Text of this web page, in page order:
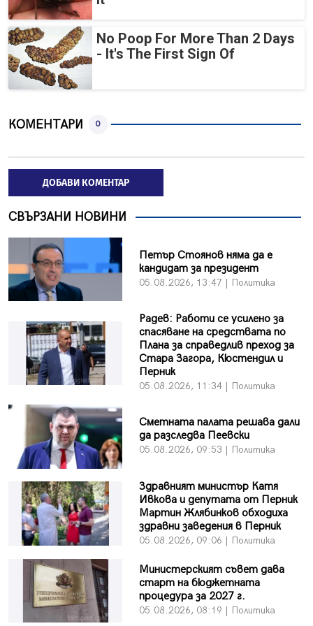
No Poop For More Than 2 Days
- It's The First Sign Of
КОМЕНТАРИ 0
ДОБАВИ КОМЕНТАР
СВЪРЗАНИ НОВИНИ
Петър Стоянов няма да е
кандидат за президент
05.08.2026, 13:47 | Политика
Радев: Работи се усилено за
спасяване на средствата по
Плана за справедлив преход за
Стара Загора, Кюстендил и
Перник
05.08.2026, 11:34 | Политика
Сметната палата решава дали
да разследва Пеевски
05.08.2026, 09:53 | Политика
Здравният министър Катя
Ивкова и депутата от Перник
Мартин Жлябинков обходиха
здравни заведения в Перник
05.08.2026, 09:06 | Политика
Министерският съвет дава
старт на бюджетната
процедура за 2027 г.
05.08.2026, 08:19 | Политика